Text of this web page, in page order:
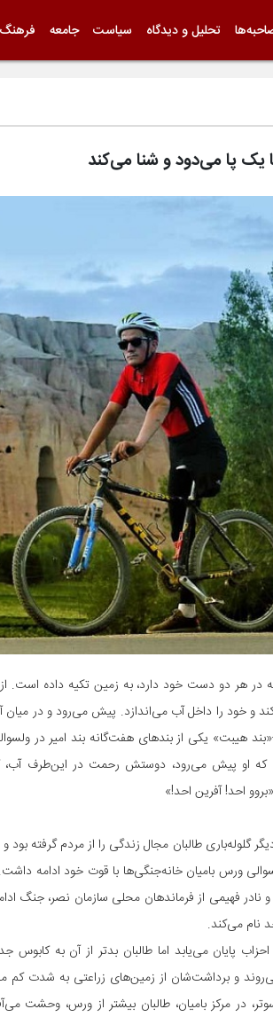
تحلیل و دیدگاه سیاست جامعه
یک پا می‌دود و شنا می‌کند
در هر دو دست خود دارد، به زمین تکیه داده است.
و خود را داخل آب می‌اندازد. پیش می‌رود و در
هیبت» یکی از بندهای هفت‌گانه بند امیر در
او پیش می‌رود، دوستش رحمت در این‌طرف آب،
احد! آفرین احد!»
دیگر گلوله‌باری طالبان مجال زندگی را از مردم گرفته
ورس بامیان خانه‌جنگی‌ها با قوت خود ادامه
نادر فهیمی از فرماندهان محلی سازمان نصر، جنگ
نام می‌کند.
پایان می‌یابد اما طالبان بدتر از آن به
و برداشت‌شان از زمین‌های زراعتی به شدت کم
مرکز بامیان، طالبان بیشتر از ورس، وحشت